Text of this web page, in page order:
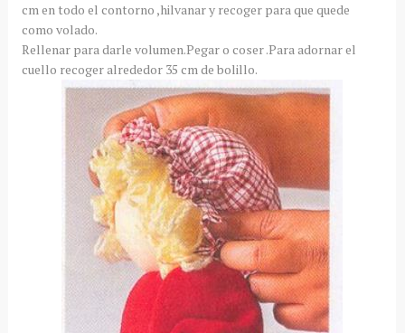
cm en todo el contorno ,hilvanar y recoger para que quede
como volado.
Rellenar para darle volumen.Pegar o coser .Para adornar el
cuello recoger alrededor 35 cm de bolillo.